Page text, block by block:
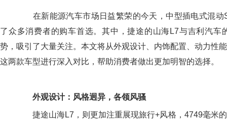
在新能源汽车市场日益繁荣的今天，中型插电式混动
了众多消费者的购车首选。其中，捷途的山海L7与吉利汽车
势，吸引了大量关注。本文将从外观设计、内饰配置、动力性
这两款车型进行深入对比，帮助消费者做出更加明智的选择。
外观设计：风格迥异，各领风骚
捷途山海L7，则更加注重展现旅行+风格，4749毫米的